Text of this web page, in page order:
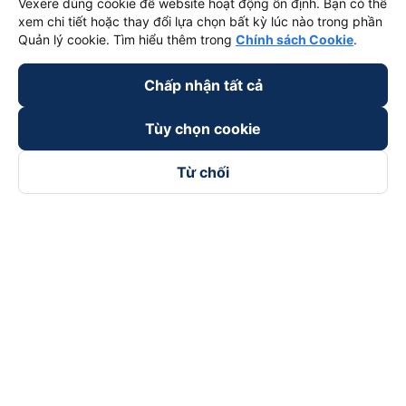
Vexere dùng cookie để website hoạt động ổn định. Bạn có thể
xem chi tiết hoặc thay đổi lựa chọn bất kỳ lúc nào trong phần
Quản lý cookie. Tìm hiểu thêm trong Chính sách Cookie.
Chấp nhận tất cả
Tùy chọn cookie
Từ chối